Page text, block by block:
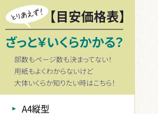
A4縦型